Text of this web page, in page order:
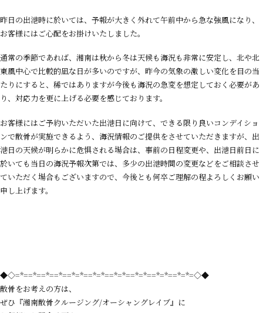
昨日の出港時に於いては、 予報が大きく外れて午前中から急な強風になり、
お客様にはご心配をお掛けいたしました。
通常の季節であれば、湘南は秋から冬は天候も海況も非常に安定し、北や北
東風中心で比較的凪な日が多いのですが、昨今の気象の激しい変化を目の当
たりにすると、 稀ではありますが今後も海況の急変を想定しておく 必要があ
り 、 対応力を更に上げる必要を感じております。
お客様にはご予約いただいた出港日に向けて、できる限り良いコンデイショ
ンで散骨が実施できるよう、 海況情報のご提供をさせていただきますが、 出
港日の天候が明らかに危惧される場合は、事前の日程変更や、 出港日前日に
於いても当日の海況予報次第では、多少の出港時間の変更などをご相談させ
ていただく場合もございますので、今後とも何卒ご理解の程よろしくお願い
申し上げます。
◆◇=*==*==*==*==*=*==*=*==*=*==*=*==*=*==*=*=◇◆
散骨をお考えの方は、
ぜひ『湘南散骨クルージング/オーシャングレイブ』に